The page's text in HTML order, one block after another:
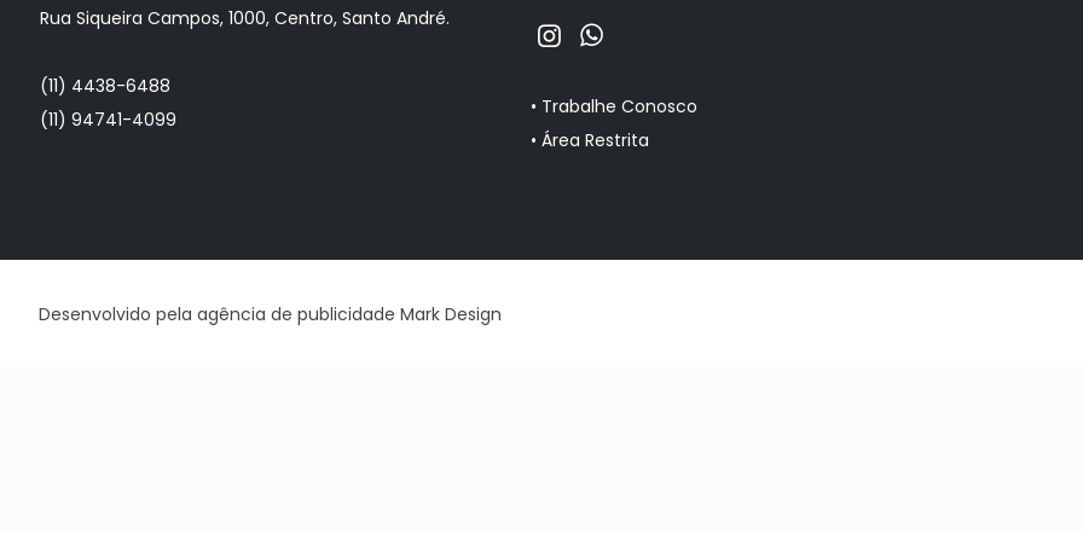
Rua Siqueira Campos, 1000, Centro, Santo André.
(11) 4438-6488
(11) 94741-4099
• Trabalhe Conosco
•Área Restrita
Desenvolvido pelaagência de publicidade Mark Design